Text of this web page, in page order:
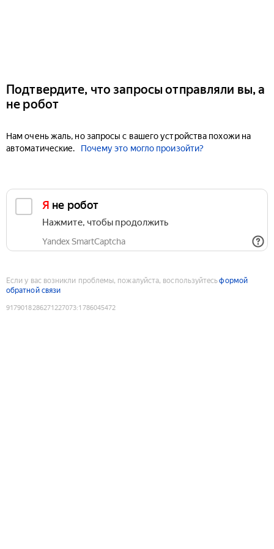
Подтвердите, что запросы отправляли вы, а
не робот
Нам очень жаль, но запросы с вашего устройства похожи на
автоматические.
Почему это могло произойти?
Я не робот
Нажмите, чтобы продолжить
Yandex SmartCaptcha
Если у вас возникли проблемы, пожалуйста, воспользуйтесьформой
обратной связи
9179018286271227073:1786045472